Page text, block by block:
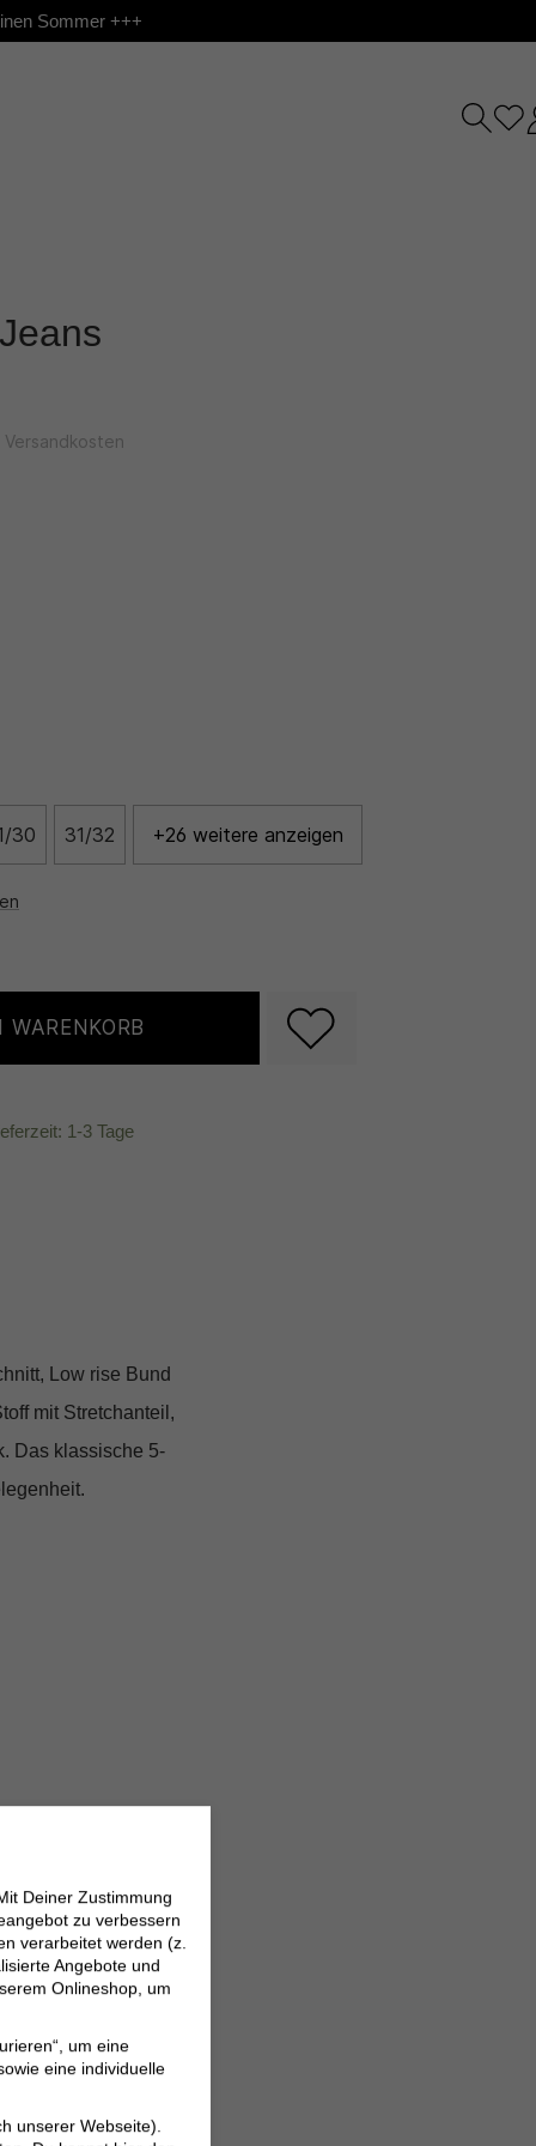
Sommer +++
30 31/32 +26 weitere anzeigen
WARENKORB
1-3 Tage
Low rise Bund
mit Stretchanteil,
Das klassische 5-
Deiner Zustimmung
zu verbessern
verarbeitet werden (z.
Angebote und
Onlineshop, um
um eine
eine individuelle
unserer Webseite).